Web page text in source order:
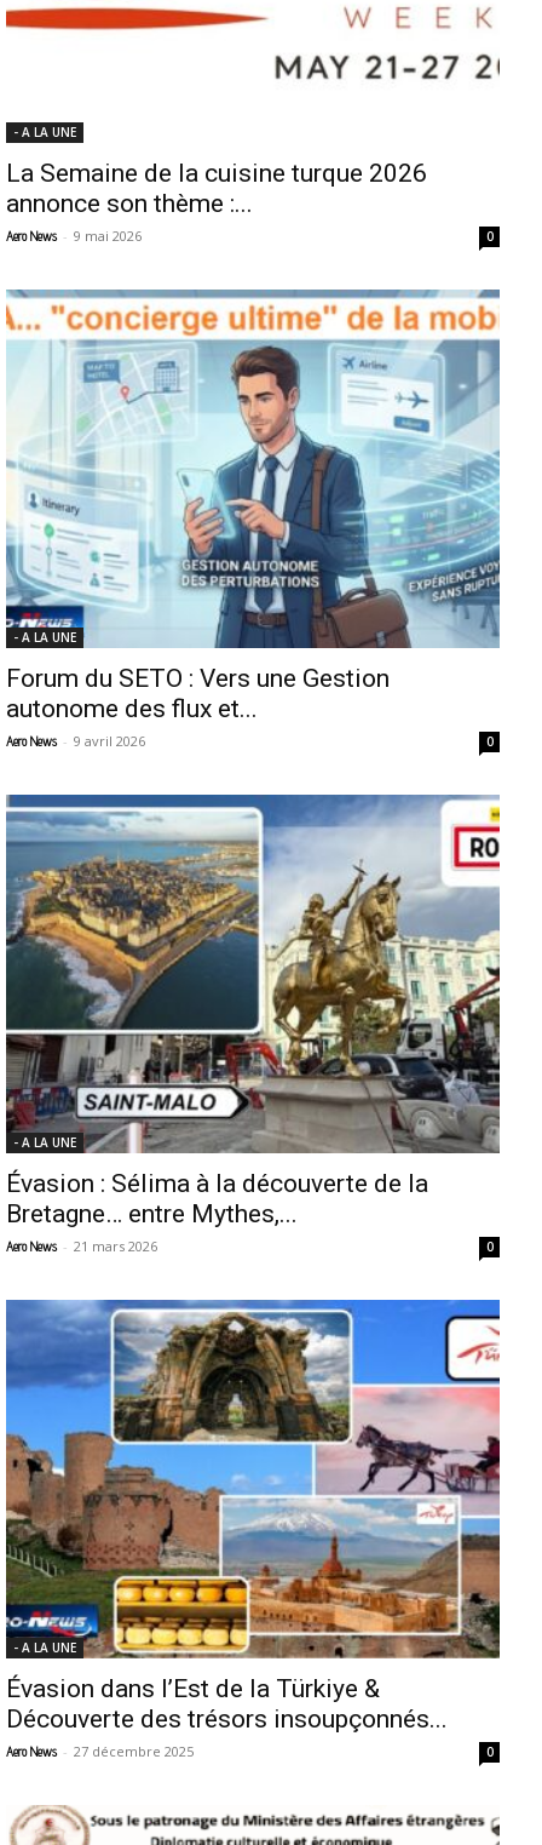
- A LA UNE
La Semaine de la cuisine turque 2026
annonce son thème :...
Aero News - 9 mai 2026 0
- A LA UNE
Forum du SETO : Vers une Gestion
autonome des flux et...
Aero News - 9 avril 2026 0
- A LA UNE
Évasion : Sélima à la découverte de la
Bretagne… entre Mythes,...
Aero News - 21 mars 2026 0
- A LA UNE
Évasion dans l’Est de la Türkiye &
Découverte des trésors insoupçonnés...
Aero News - 27 décembre 2025 0